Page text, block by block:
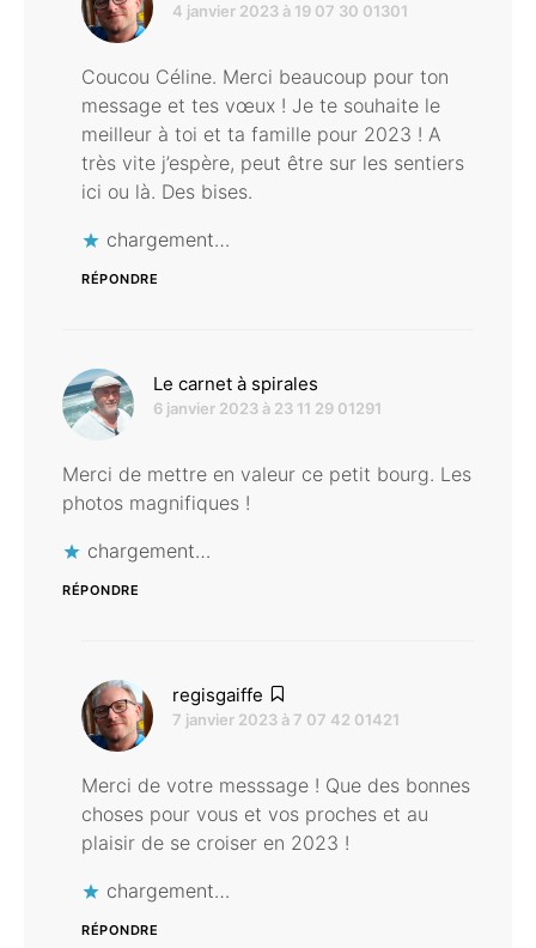
4 janvier 2023 à 19 07 30 01301
Coucou Céline. Merci beaucoup pour ton
message et tes vœux ! Je te souhaite le
meilleur à toi et ta famille pour 2023 ! A
très vite j’espère, peut être sur les sentiers
ici ou là. Des bises.
chargement…
RÉPONDRE
Le carnet à spirales
6 janvier 2023 à 23 11 29 01291
Merci de mettre en valeur ce petit bourg. Les
photos magnifiques !
chargement…
RÉPONDRE
regisgaiffe
7 janvier 2023 à 7 07 42 01421
Merci de votre messsage ! Que des bonnes
choses pour vous et vos proches et au
plaisir de se croiser en 2023 !
chargement…
RÉPONDRE